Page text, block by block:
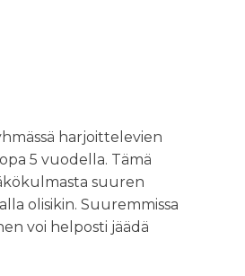
harjoittelevien
5 vuodella. Tämä
suuren
olisikin. Suuremmissa
voi helposti jäädä